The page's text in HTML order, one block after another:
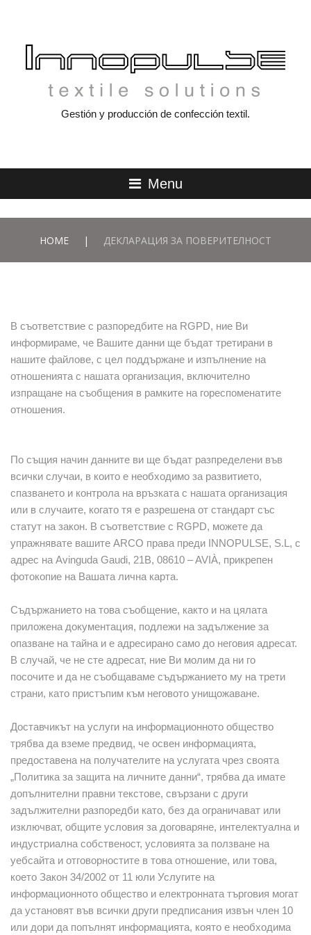
Gestión y producción de confección textil.
Menu
HOME | ДЕКЛАРАЦИЯ ЗА ПОВЕРИТЕЛНОСТ
В съответствие с разпоредбите на RGPD, ние Ви
информираме, че Вашите данни ще бъдат третирани в
нашите файлове, с цел поддържане и изпълнение на
отношенията с нашата организация, включително
изпращане на съобщения в рамките на гореспоменатите
отношения.
По същия начин данните ви ще бъдат разпределени във
всички случаи, в които е необходимо за развитието,
спазването и контрола на връзката с нашата организация
или в случаите, когато тя е разрешена от стандарт със
статут на закон. В съответствие с RGPD, можете да
упражнявате вашите ARCO права преди INNOPULSE, S.L, с
адрес на Avinguda Gaudi, 21B, 08610 – AVIÀ, прикрепен
фотокопие на Вашата лична карта.
Съдържанието на това съобщение, както и на цялата
приложена документация, подлежи на задължение за
опазване на тайна и е адресирано само до неговия адресат.
В случай, че не сте адресат, ние Ви молим да ни го
посочите и да не съобщаваме съдържанието му на трети
страни, като пристъпим към неговото унищожаване.
Доставчикът на услуги на информационното общество
трябва да вземе предвид, че освен информацията,
предоставена на получателите на услугата чрез своята
„Политика за защита на личните данни“, трябва да имате
допълнителни правни текстове, свързани с други
задължителни разпоредби като, без да ограничават или
изключват, общите условия за договаряне, интелектуална и
индустриална собственост, условията за ползване на
уебсайта и отговорностите в това отношение, или това,
което Закон 34/2002 от 11 юли Услугите на
информационното общество и електронната търговия могат
да установят във всички други предписания извън член 10
или дори да попълнят информацията, която е необходима